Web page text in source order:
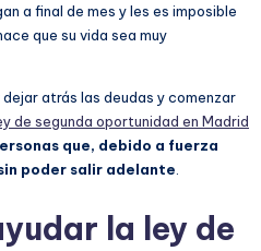
a final de mes y les es imposible
que su vida sea muy
atrás las deudas y comenzar
de segunda oportunidad en Madrid
que, debido a fuerza
poder salir adelante
la ley de